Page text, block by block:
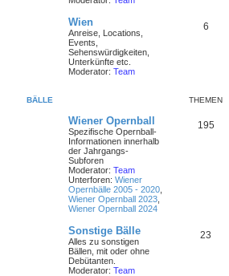
Wien
Anreise, Locations,
Events,
Sehenswürdigkeiten,
Unterkünfte etc.
Moderator: Team
6
BÄLLE THEMEN
Wiener Opernball
Spezifische Opernball-
Informationen innerhalb
der Jahrgangs-
Subforen
Moderator: Team
Unterforen: Wiener
Opernbälle 2005 - 2020
Wiener Opernball 2023
Wiener Opernball 2024
195
Sonstige Bälle
Alles zu sonstigen
Bällen, mit oder ohne
Debütanten.
Moderator: Team
23